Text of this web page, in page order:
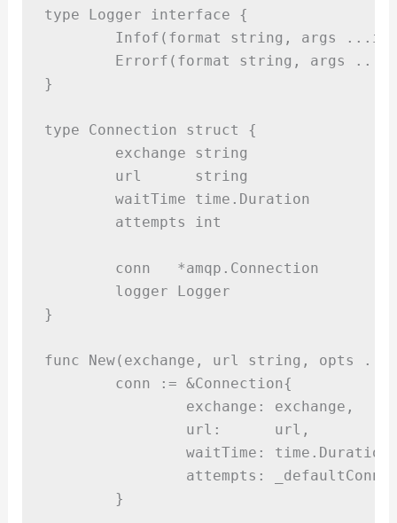
type Logger interface
{
Infof ( format string , args
Errorf ( format string , args
}
type Connection struct
{
	exchange
string
	url
string
	waitTime time
. Duration
	attempts
int
	conn
*amqp . Connection
	logger Logger
}
func New( exchange , url string , opts ...
	conn
:= &Connection{
		exchange
: exchange ,
		url
:
      url
,
		waitTime
: time . Duration
		attempts
:
}